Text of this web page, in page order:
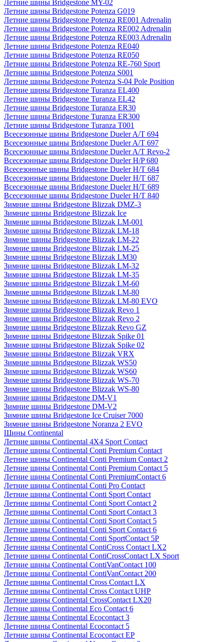
Летние шины Bridgestone MY-02
Летние шины Bridgestone Potenza G019
Летние шины Bridgestone Potenza RE001 Adrenalin
Летние шины Bridgestone Potenza RE002 Adrenalin
Летние шины Bridgestone Potenza RE003 Adrenalin
Летние шины Bridgestone Potenza RE040
Летние шины Bridgestone Potenza RE050
Летние шины Bridgestone Potenza RE-760 Sport
Летние шины Bridgestone Potenza S001
Летние шины Bridgestone Potenza S-04 Pole Position
Летние шины Bridgestone Turanza EL400
Летние шины Bridgestone Turanza EL42
Летние шины Bridgestone Turanza ER30
Летние шины Bridgestone Turanza ER300
Летние шины Bridgestone Turanza T001
Всесезонные шины Bridgestone Dueler A/T 694
Всесезонные шины Bridgestone Dueler A/T 697
Всесезонные шины Bridgestone Dueler A/T Revo-2
Всесезонные шины Bridgestone Dueler H/P 680
Всесезонные шины Bridgestone Dueler H/T 684
Всесезонные шины Bridgestone Dueler H/T 687
Всесезонные шины Bridgestone Dueler H/T 689
Всесезонные шины Bridgestone Dueler H/T 840
Зимние шины Bridgestone Blizzak DMZ-3
Зимние шины Bridgestone Blizzak Ice
Зимние шины Bridgestone Blizzak LM-001
Зимние шины Bridgestone Blizzak LM-18
Зимние шины Bridgestone Blizzak LM-22
Зимние шины Bridgestone Blizzak LM-25
Зимние шины Bridgestone Blizzak LM30
Зимние шины Bridgestone Blizzak LM-32
Зимние шины Bridgestone Blizzak LM-35
Зимние шины Bridgestone Blizzak LM-60
Зимние шины Bridgestone Blizzak LM-80
Зимние шины Bridgestone Blizzak LM-80 EVO
Зимние шины Bridgestone Blizzak Revo 1
Зимние шины Bridgestone Blizzak Revo 2
Зимние шины Bridgestone Blizzak Revo GZ
Зимние шины Bridgestone Blizzak Spike 01
Зимние шины Bridgestone Blizzak Spike 02
Зимние шины Bridgestone Blizzak VRX
Зимние шины Bridgestone Blizzak WS50
Зимние шины Bridgestone Blizzak WS60
Зимние шины Bridgestone Blizzak WS-70
Зимние шины Bridgestone Blizzak WS-80
Зимние шины Bridgestone DM-V1
Зимние шины Bridgestone DM-V2
Зимние шины Bridgestone Ice Cruiser 7000
Зимние шины Bridgestone Noranza 2 EVO
Шины Continental
Летние шины Continental 4X4 Sport Contact
Летние шины Continental Conti Premium Contact
Летние шины Continental Conti Premium Contact 2
Летние шины Continental Conti Premium Contact 5
Летние шины Continental Conti PremiumContact 6
Летние шины Continental Conti Pro Contact
Летние шины Continental Conti Sport Contact
Летние шины Continental Conti Sport Contact 2
Летние шины Continental Conti Sport Contact 3
Летние шины Continental Conti Sport Contact 5
Летние шины Continental Conti Sport Contact 6
Летние шины Continental Conti SportContact 5P
Летние шины Continental ContiCross Contact LX2
Летние шины Continental ContiCrossContact LX Sport
Летние шины Continental ContiVanContact 100
Летние шины Continental ContiVanContact 200
Летние шины Continental Cross Contact LX
Летние шины Continental Cross Contact UHP
Летние шины Continental CrossContact LX20
Летние шины Continental Eco Contact 6
Летние шины Continental Ecocontact 3
Летние шины Continental Ecocontact 5
Летние шины Continental Ecocontact EP